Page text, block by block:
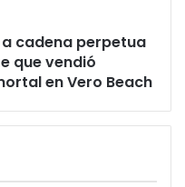
cadena perpetua
que vendió
en Vero Beach